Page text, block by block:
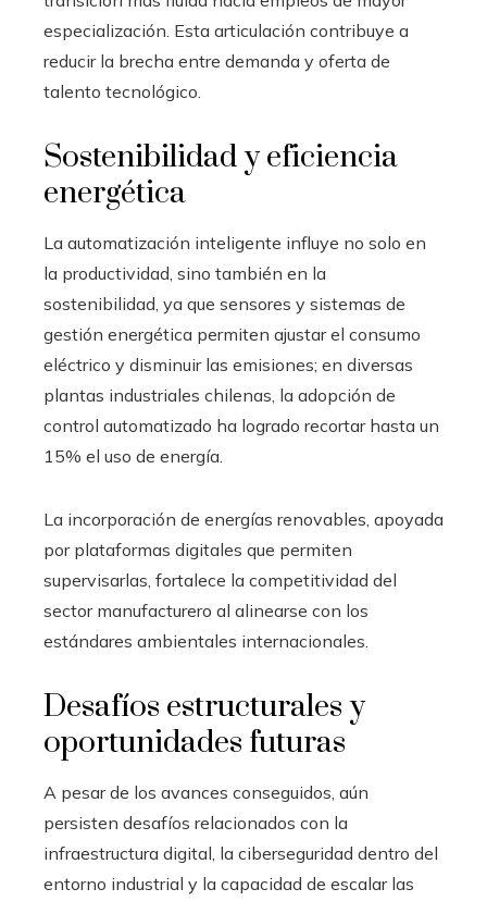
especialización. Esta articulación contribuye a
reducir la brecha entre demanda y oferta de
talento tecnológico.
Sostenibilidad y eficiencia
energética
La automatización inteligente influye no solo en
la productividad, sino también en la
sostenibilidad, ya que sensores y sistemas de
gestión energética permiten ajustar el consumo
eléctrico y disminuir las emisiones; en diversas
plantas industriales chilenas, la adopción de
control automatizado ha logrado recortar hasta un
15% el uso de energía.
La incorporación de energías renovables, apoyada
por plataformas digitales que permiten
supervisarlas, fortalece la competitividad del
sector manufacturero al alinearse con los
estándares ambientales internacionales.
Desafíos estructurales y
oportunidades futuras
A pesar de los avances conseguidos, aún
persisten desafíos relacionados con la
infraestructura digital, la ciberseguridad dentro del
entorno industrial y la capacidad de escalar las